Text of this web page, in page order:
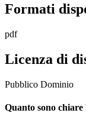
Formati
pdf
Licenza di
Pubblico Dominio
Quanto sono